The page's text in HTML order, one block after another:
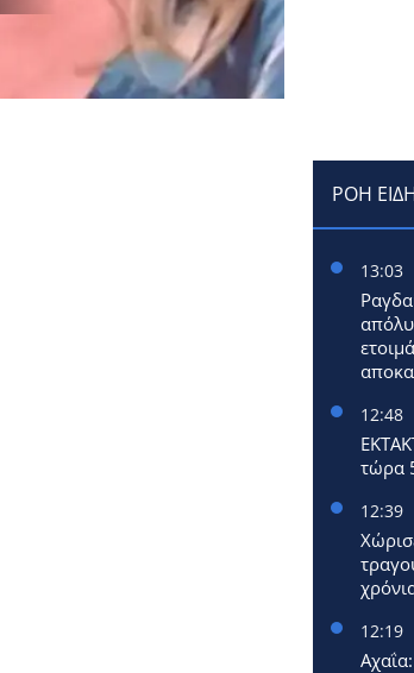
ΡΟΗ
13:03
12:48
τώρα
12:39
12:19